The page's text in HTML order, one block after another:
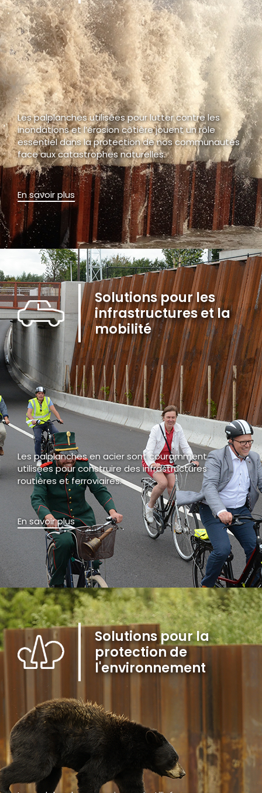
Les palplanches utilisées pour lutter contre les
inondations et l’érosion côtière jouent un rôle
essentiel dans la protection de nos communautés
face aux catastrophes naturelles.
En savoir plus
Solutions pour les
infrastructures et la
mobilité
Les palplanches en acier sont couramment
utilisées pour construire des infrastructures
routières et ferroviaires.
En savoir plus
Solutions pour la
protection de
l'environnement